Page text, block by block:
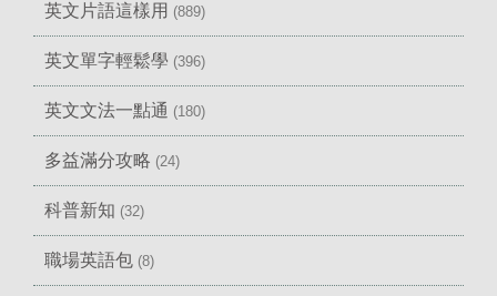
英文片語這樣用 (889)
英文單字輕鬆學 (396)
英文文法一點通 (180)
多益滿分攻略 (24)
科普新知 (32)
職場英語包 (8)